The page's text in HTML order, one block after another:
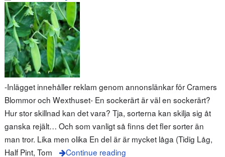
-Inlägget innehåller reklam genom annonslänkar för Cramers
Blommor och Wexthuset- En sockerärt är väl en sockerärt?
Hur stor skillnad kan det vara? Tja, sorterna kan skilja sig åt
ganska rejält… Och som vanligt så finns det fler sorter än
man tror. Lika men olika En del är är mycket låga (Tidig Låg,
Half Pint, Tom
Continue reading